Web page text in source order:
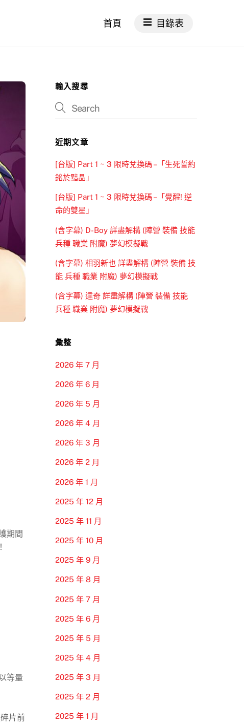
首頁 目錄表
期間
等量
片前
輸入搜尋
近期文章
[台版] Part 1 ~ 3 限時兌換碼 –「生死誓約
銘於黯晶」
[台版] Part 1 ~ 3 限時兌換碼 –「覺醒! 逆
命的雙星」
(含字幕) D-Boy 詳盡解構 (陣營 裝備 技能
兵種 職業 附魔) 夢幻模擬戰
(含字幕) 相羽新也 詳盡解構 (陣營 裝備 技
能 兵種 職業 附魔) 夢幻模擬戰
(含字幕) 達奇 詳盡解構 (陣營 裝備 技能
兵種 職業 附魔) 夢幻模擬戰
彙整
2026 年 7 月
2026 年 6 月
2026 年 5 月
2026 年 4 月
2026 年 3 月
2026 年 2 月
2026 年 1 月
2025 年 12 月
2025 年 11 月
2025 年 10 月
2025 年 9 月
2025 年 8 月
2025 年 7 月
2025 年 6 月
2025 年 5 月
2025 年 4 月
2025 年 3 月
2025 年 2 月
2025 年 1 月